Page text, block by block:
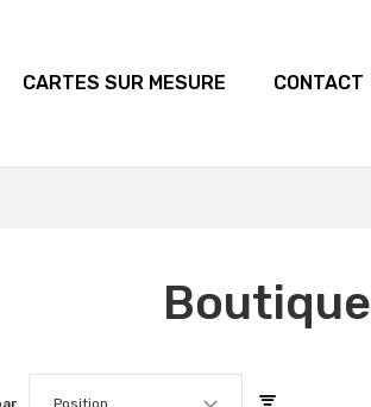
CARTES SUR MESURE CONTACT
Boutique
Position